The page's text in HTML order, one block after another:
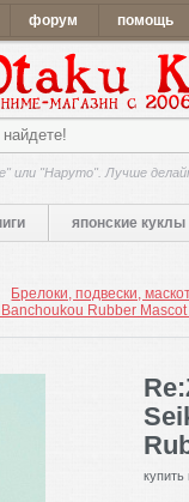
форум помощь
или "Наруто". Лучше
японские куклы
Брелоки, подвески,
Rubber